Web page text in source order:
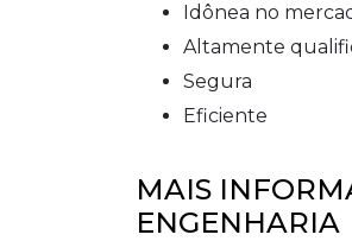
idônea no
altamente
segura
eficiente
MAIS
ENGENHARIA